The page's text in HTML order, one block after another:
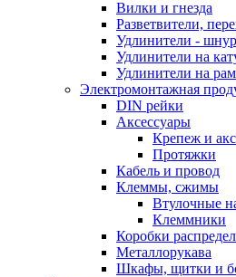
Вилки и гнезда
Разветвители,
Удлинители -
Удлинители на
Удлинители на
Электромонтажная
DIN рейки
Аксессуары
Крепеж и
Протяжки
Кабель и провод
Клеммы, сжимы
Втулочные
Клеммники
Коробки
Металлорукава
Шкафы, щитки и